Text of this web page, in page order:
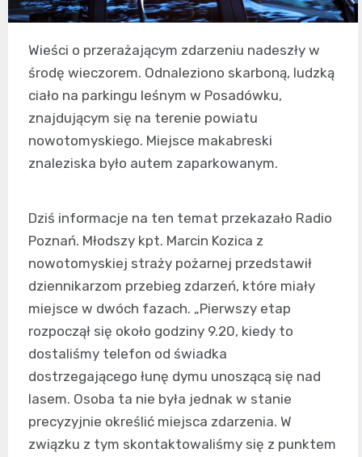
Wieści o przerażającym zdarzeniu nadeszły w
środę wieczorem. Odnaleziono skarboną, ludzką
ciało na parkingu leśnym w Posadówku,
znajdującym się na terenie powiatu
nowotomyskiego. Miejsce makabreski
znaleziska było autem zaparkowanym.
Dziś informacje na ten temat przekazało Radio
Poznań. Młodszy kpt. Marcin Kozica z
nowotomyskiej straży pożarnej przedstawił
dziennikarzom przebieg zdarzeń, które miały
miejsce w dwóch fazach. „Pierwszy etap
rozpoczął się około godziny 9.20, kiedy to
dostaliśmy telefon od świadka
dostrzegającego łunę dymu unoszącą się nad
lasem. Osoba ta nie była jednak w stanie
precyzyjnie określić miejsca zdarzenia. W
związku z tym skontaktowaliśmy się z punktem